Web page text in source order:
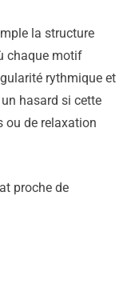
la structure
chaque motif
rythmique et
un hasard si cette
ou de relaxation
proche de